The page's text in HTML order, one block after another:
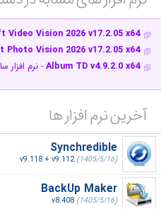
Video Vision 2026 v17.2.05 x64
Photo Vision 2026 v17.2.05 x64
Album TD v4.9.2.0 x64- نرم
آخرین نرم افزار ها
Synchredible
v9.118 + v9.112(1405/5/16)
BackUp Maker
v8.408 (1405/5/16)